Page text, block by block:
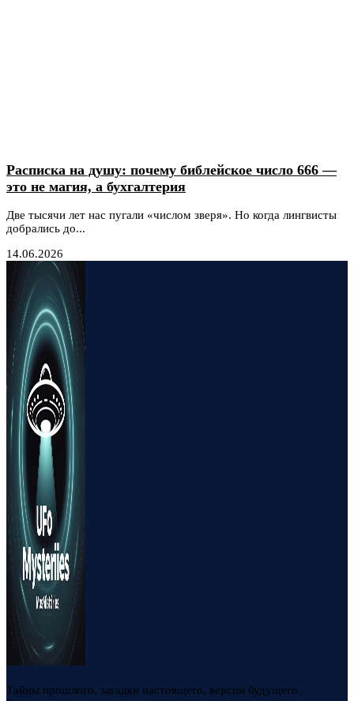
Расписка на душу: почему библейское число 666 —
это не магия, а бухгалтерия
Две тысячи лет нас пугали «числом зверя». Но когда лингвисты
добрались до...
14.06.2026
Тайны прошлого, загадки настоящего, версии будущего.